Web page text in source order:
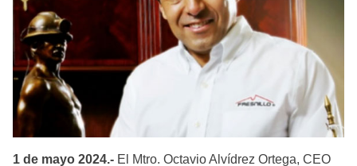
1 de mayo 2024.- El Mtro. Octavio Alvídrez Ortega, CEO